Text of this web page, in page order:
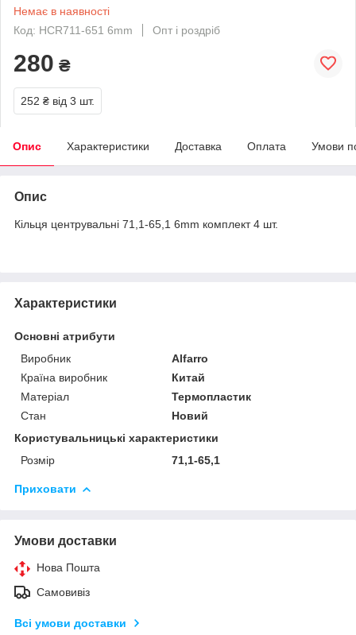
Немає в наявності
Код: HCR711-651 6mm
Опт і роздріб
280 ₴
252 ₴ від 3 шт.
Опис Характеристики Доставка Оплата Умови
Опис
Кільця центрувальні 71,1-65,1 6mm комплект 4 шт.
Характеристики
Основні атрибути
Виробник
Alfarro
Країна виробник
Китай
Матеріал
Термопластик
Стан
Новий
Користувальницькі характеристики
Розмір
71,1-65,1
Приховати
Умови доставки
Нова Пошта
Самовивіз
Всі умови доставки